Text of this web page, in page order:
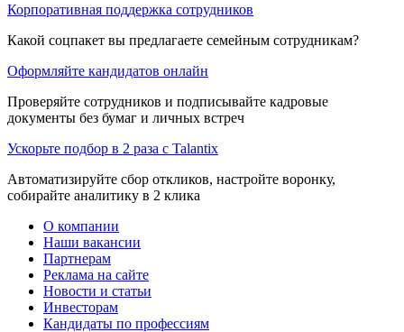
Корпоративная поддержка сотрудников
Какой соцпакет вы предлагаете семейным сотрудникам?
Оформляйте кандидатов онлайн
Проверяйте сотрудников и подписывайте кадровые
документы без бумаг и личных встреч
Ускорьте подбор в 2 раза с Talantix
Автоматизируйте сбор откликов, настройте воронку,
собирайте аналитику в 2 клика
О компании
Наши вакансии
Партнерам
Реклама на сайте
Новости и статьи
Инвесторам
Кандидаты по профессиям